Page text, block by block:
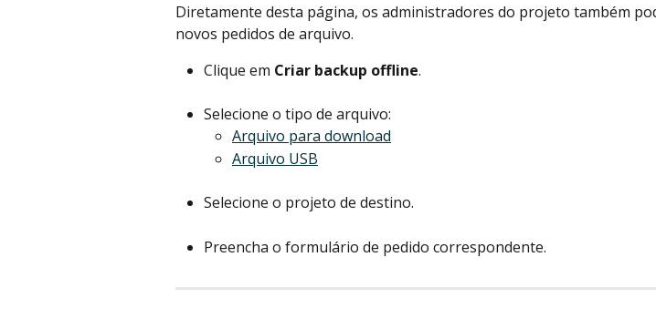
Diretamente desta página, os administradores do projeto também
novos pedidos de arquivo.
Clique em Criar backup offline.
Selecione o tipo de arquivo:
Arquivo para download
Arquivo USB
Selecione o projeto de destino.
Preencha o formulário de pedido correspondente.